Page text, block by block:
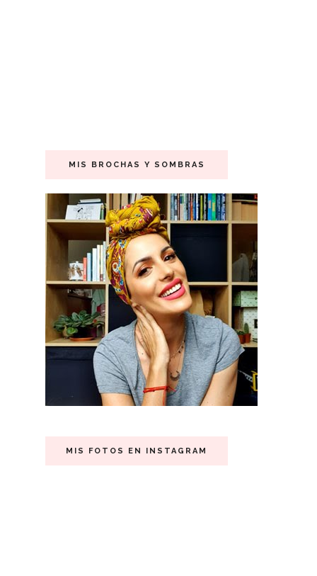
MIS BROCHAS Y SOMBRAS
MIS FOTOS EN INSTAGRAM